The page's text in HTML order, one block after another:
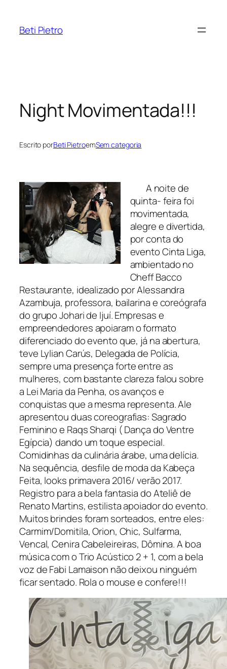
Beti Pietro
Night Movimentada!!!
Escrito porBeti PietroemSem categoria
A noite de
quinta- feira foi
movimentada,
alegre e divertida,
por conta do
evento Cinta Liga,
ambientado no
Cheff Bacco
Restaurante, idealizado por Alessandra
Azambuja, professora, bailarina e coreógrafa
do grupo Johari de Ijuí. Empresas e
empreendedores apoiaram o formato
diferenciado do evento que, já na abertura,
teve Lylian Carús, Delegada de Polícia,
sempre uma presença forte entre as
mulheres, com bastante clareza falou sobre
a Lei Maria da Penha, os avanços e
conquistas que a mesma representa. Ale
apresentou duas coreografias: Sagrado
Feminino e Raqs Sharqi ( Dança do Ventre
Egípcia) dando um toque especial.
Comidinhas da culinária árabe, uma delícia.
Na sequência, desfile de moda da Kabeça
Feita, looks primavera 2016/ verão 2017.
Registro para a bela fantasia do Ateliê de
Renato Martins, estilista apoiador do evento.
Muitos brindes foram sorteados, entre eles:
Carmim/Domitila, Orion, Chic, Sulfarma,
Vencal, Cenira Cabeleireiras, Dômina. A boa
música com o Trio Acústico 2 + 1, com a bela
voz de Fabi Lamaison não deixou ninguém
ficar sentado. Rola o mouse e confere!!!